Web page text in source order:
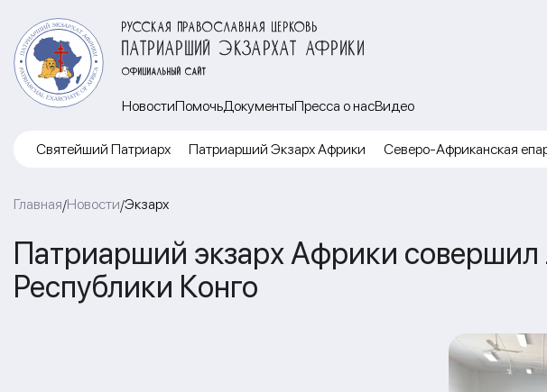
РУССКАЯ ПРАВОСЛАВНАЯ ЦЕРКОВЬ
ПАТРИАРШИЙ ЭКЗАРХАТ АФРИКИ
ОФИЦИАЛЬНЫЙ САЙТ
НовостиПомочьДокументыПресса о насВидео
Cвятейший Патриарх Патриарший Экзарх Африки Северо-Африканская
Главная/Новости/Экзарх
Патриарший экзарх Африки
Республики Конго